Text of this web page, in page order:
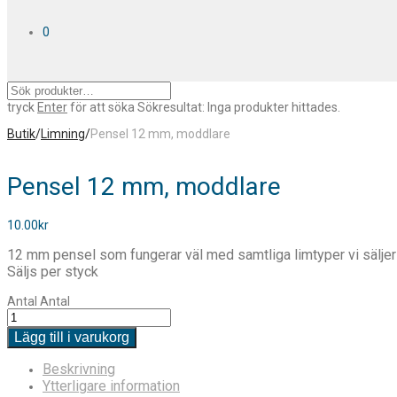
0
tryck Enterför att söka Sökresultat: Inga produkter hittades.
Butik/Limning/Pensel 12 mm, moddlare
Pensel 12 mm, moddlare
10.00kr
12 mm pensel som fungerar väl med samtliga limtyper vi
Säljs per styck
Antal Antal
Lägg till i varukorg
Beskrivning
Ytterligare information